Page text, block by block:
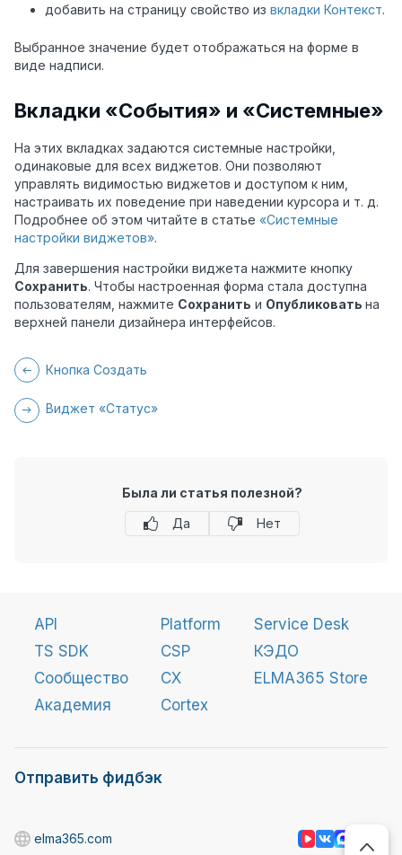
добавить на страницу свойство из вкладки Контекст.
Выбранное значение будет отображаться на форме в
виде надписи.
Вкладки «События» и «Системные»
На этих вкладках задаются системные настройки,
одинаковые для всех виджетов. Они позволяют
управлять видимостью виджетов и доступом к ним,
настраивать их поведение при наведении курсора и т. д.
Подробнее об этом читайте в статье «Системные
настройки виджетов».
Для завершения настройки виджета нажмите кнопку
Сохранить. Чтобы настроенная форма стала доступна
пользователям, нажмите Сохранить и Опубликовать на
верхней панели дизайнера интерфейсов.
Кнопка Создать
Виджет «Статус»
Была ли статья полезной?
Да
Нет
API
TS SDK
Сообщество
Академия
Platform
CSP
CX
Cortex
Service Desk
КЭДО
ELMA365 Store
Отправить фидбэк
elma365.com